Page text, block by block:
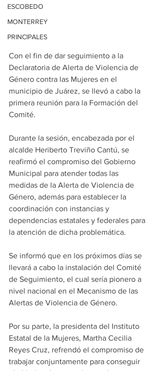
ESCOBEDO
MONTERREY
PRINCIPALES
Con el fin de dar seguimiento a la
Declaratoria de Alerta de Violencia de
Género contra las Mujeres en el
municipio de Juárez, se llevó a cabo la
primera reunión para la Formación del
Comité.
Durante la sesión, encabezada por el
alcalde Heriberto Treviño Cantú, se
reafirmó el compromiso del Gobierno
Municipal para atender todas las
medidas de la Alerta de Violencia de
Género, además para establecer la
coordinación con instancias y
dependencias estatales y federales para
la atención de dicha problemática.
Se informó que en los próximos días se
llevará a cabo la instalación del Comité
de Seguimiento, el cual sería pionero a
nivel nacional en el Mecanismo de las
Alertas de Violencia de Género.
Por su parte, la presidenta del Instituto
Estatal de la Mujeres, Martha Cecilia
Reyes Cruz, refrendó el compromiso de
trabajar conjuntamente para conseguir